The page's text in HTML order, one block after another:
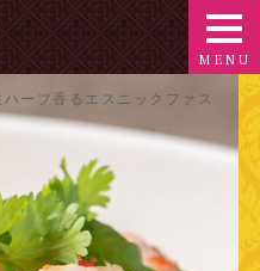
ーブ香るエスニックファス